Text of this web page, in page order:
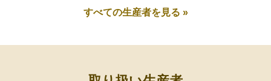
すべての生産者を見る »